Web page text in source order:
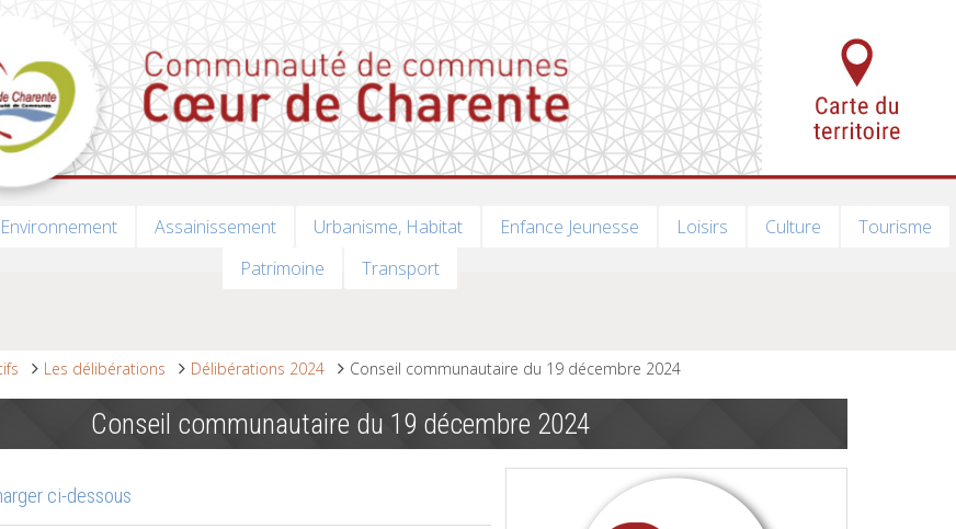
Environnement Assainissement Urbanisme, Habitat Enfance Jeunesse Loisirs Culture
Tourisme
Patrimoine
Transport
Les délibérations Délibérations 2024 Conseil communautaire du 19 décembre 2024
Conseil communautaire du 19 décembre 2024
ci-dessous